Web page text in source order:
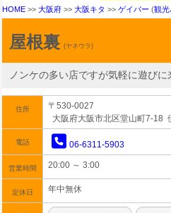
HOME >> 大阪府 >> 大阪キタ >> ゲイバー (観光
屋根裏 (ヤネウラ)
ノンケの多い店ですが気軽に遊びに
住所
〒530-0027
大阪府大阪市北区堂山町7-18
電話 06-6311-5903
営業時間 20:00 ～ 3:00
定休日 年中無休